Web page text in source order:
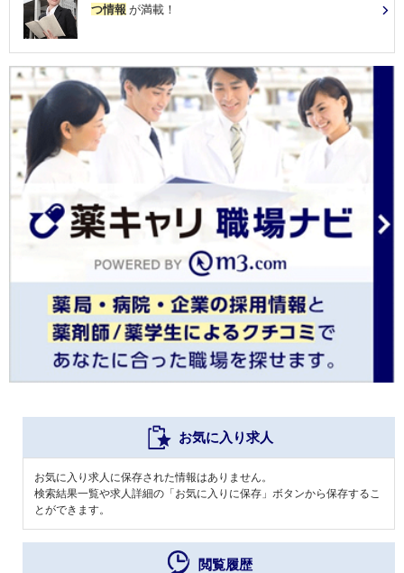
つ情報 が満載！
お気に入り求人
お気に入り求人に保存された情報はありません。
検索結果一覧や求人詳細の「お気に入りに保存」ボタンから保存するこ
とができます。
閲覧履歴